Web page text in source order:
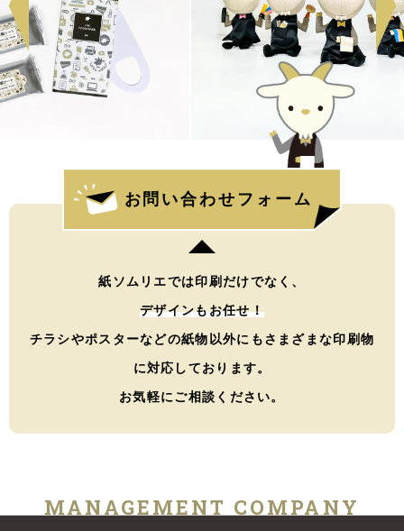
お問い合わせフォーム
紙ソムリエでは印刷だけでなく、
デザインもお任せ！
チラシやポスターなどの紙物以外にもさまざまな印刷物
に対応しております。
お気軽にご相談ください。
MANAGEMENT COMPANY